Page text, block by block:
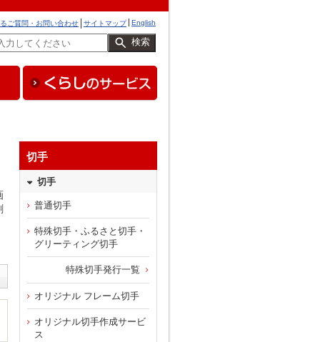
English
サイトマップ
ご質問・お問い合わせ
検索
切手
切手
普通切手
特殊切手・ふるさと切手・
グリーティング切手
特殊切手発行一覧
オリジナル フレーム切手
オリジナル切手作成サービ
ス